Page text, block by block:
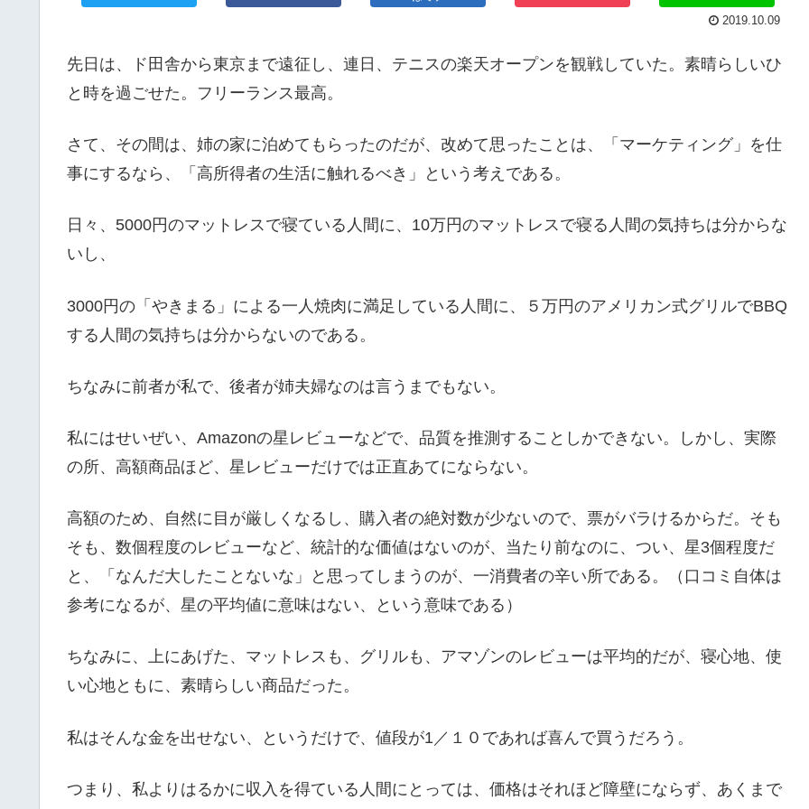
2019.10.09
先日は、ド田舎から東京まで遠征し、連日、テニスの楽天オープンを観戦していた。素晴らしいひ
と時を過ごせた。フリーランス最高。
さて、その間は、姉の家に泊めてもらったのだが、改めて思ったことは、「マーケティング」を仕
事にするなら、「高所得者の生活に触れるべき」という考えである。
日々、5000円のマットレスで寝ている人間に、10万円のマットレスで寝る人間の気持ちは分からな
いし、
3000円の「やきまる」による一人焼肉に満足している人間に、５万円のアメリカン式グリルでBBQ
する人間の気持ちは分からないのである。
ちなみに前者が私で、後者が姉夫婦なのは言うまでもない。
私にはせいぜい、Amazonの星レビューなどで、品質を推測することしかできない。しかし、実際
の所、高額商品ほど、星レビューだけでは正直あてにならない。
高額のため、自然に目が厳しくなるし、購入者の絶対数が少ないので、票がバラけるからだ。そも
そも、数個程度のレビューなど、統計的な価値はないのが、当たり前なのに、つい、星3個程度だ
と、「なんだ大したことないな」と思ってしまうのが、一消費者の辛い所である。（口コミ自体は
参考になるが、星の平均値に意味はない、という意味である）
ちなみに、上にあげた、マットレスも、グリルも、アマゾンのレビューは平均的だが、寝心地、使
い心地ともに、素晴らしい商品だった。
私はそんな金を出せない、というだけで、値段が1／１０であれば喜んで買うだろう。
つまり、私よりはるかに収入を得ている人間にとっては、価格はそれほど障壁にならず、あくまで